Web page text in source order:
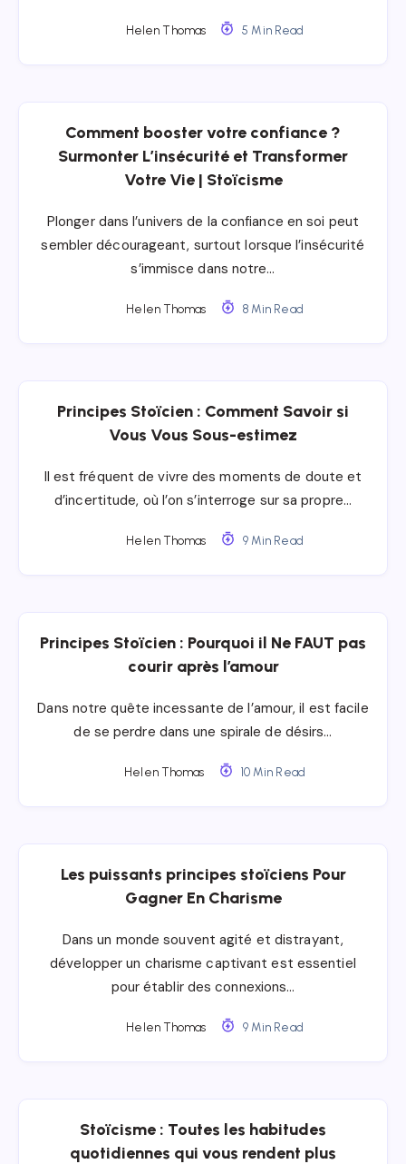
Helen Thomas 5 Min Read
Comment booster votre confiance ?
Surmonter L’insécurité et Transformer
Votre Vie | Stoïcisme
Plonger dans l’univers de la confiance en soi peut
sembler décourageant, surtout lorsque l’insécurité
s’immisce dans notre…
Helen Thomas 8 Min Read
Principes Stoïcien : Comment Savoir si
Vous Vous Sous-estimez
Il est fréquent de vivre des moments de doute et
d’incertitude, où l’on s’interroge sur sa propre…
Helen Thomas 9 Min Read
Principes Stoïcien : Pourquoi il Ne FAUT pas
courir après l’amour
Dans notre quête incessante de l’amour, il est facile
de se perdre dans une spirale de désirs…
Helen Thomas 10 Min Read
Les puissants principes stoïciens Pour
Gagner En Charisme
Dans un monde souvent agité et distrayant,
développer un charisme captivant est essentiel
pour établir des connexions…
Helen Thomas 9 Min Read
Stoïcisme : Toutes les habitudes
quotidiennes qui vous rendent plus